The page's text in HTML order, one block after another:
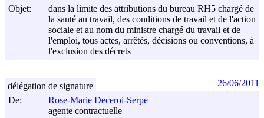
Objet:
dans la limite des attributions du bureau RH5 chargé de
la santé au travail, des conditions de travail et de l'action
sociale et au nom du ministre chargé du travail et de
l'emploi, tous actes, arrêtés, décisions ou conventions, à
l'exclusion des décrets
De:
Rose-Marie Deceroi-Serpe
agente contractuelle
délégation de signature 26/06/2011